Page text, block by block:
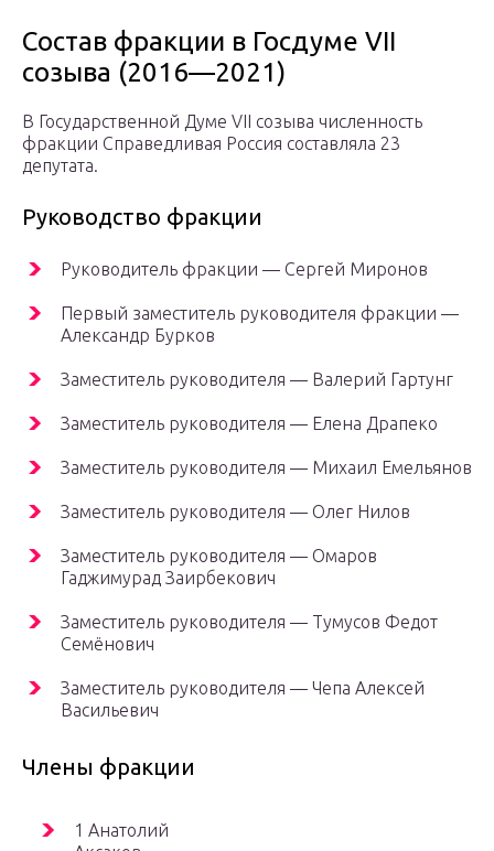
Состав фракции в Госдуме VII
созыва (2016—2021)
В Государственной Думе VII созыва численность
фракции Справедливая Россия составляла 23
депутата.
Руководство фракции
Руководитель фракции — Сергей Миронов
Первый заместитель руководителя фракции —
Александр Бурков
Заместитель руководителя — Валерий Гартунг
Заместитель руководителя — Елена Драпеко
Заместитель руководителя — Михаил Емельянов
Заместитель руководителя — Олег Нилов
Заместитель руководителя — Омаров
Гаджимурад Заирбекович
Заместитель руководителя — Тумусов Федот
Семёнович
Заместитель руководителя — Чепа Алексей
Васильевич
Члены фракции
1 Анатолий